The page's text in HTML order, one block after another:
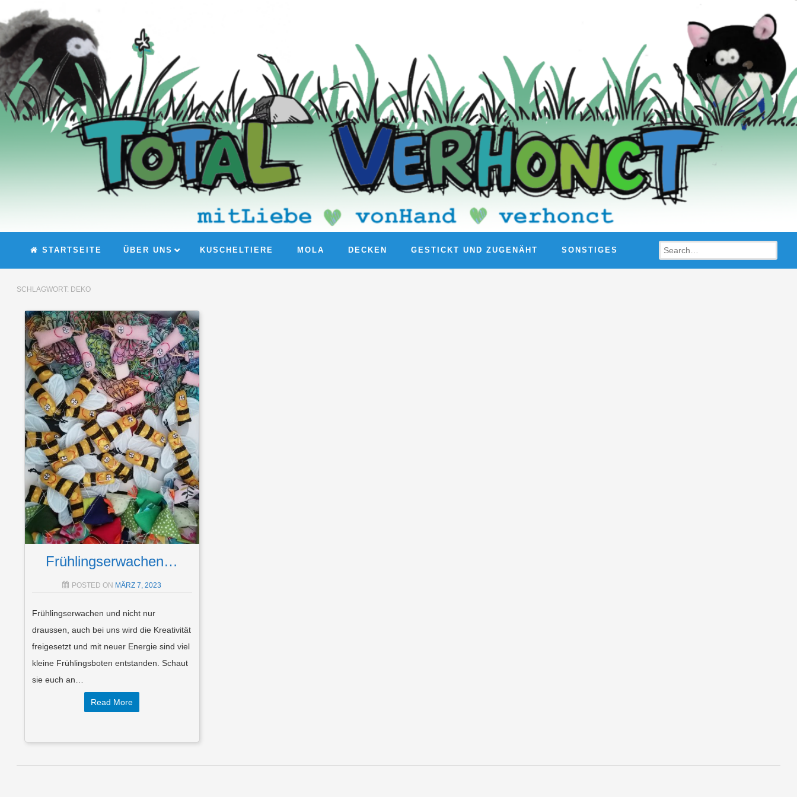
STARTSEITE ÜBER UNS KUSCHELTIERE MOLA DECKEN GESTICKT UND ZUGENÄHT SONSTIGES Search
SCHLAGWORT: DEKO
Frühlingserwachen…
POSTED ON MÄRZ 7, 2023
Frühlingserwachen und nicht nur
draussen, auch bei uns wird die Kreativität
freigesetzt und mit neuer Energie sind viel
kleine Frühlingsboten entstanden. Schaut
sie euch an…
Read More